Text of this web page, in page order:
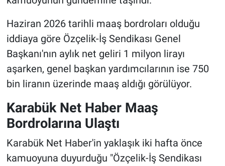
Haziran 2026 tarihli maaş bordroları olduğu
iddiaya göre Özçelik-İş Sendikası Genel
Başkanı'nın aylık net geliri 1 milyon lirayı
aşarken, genel başkan yardımcılarının ise 750
bin liranın üzerinde maaş aldığı görülüyor.
Karabük Net Haber Maaş
Bordrolarına Ulaştı
Karabük Net Haber'in yaklaşık iki hafta önce
kamuoyuna duyurduğu "Özçelik-İş Sendikası